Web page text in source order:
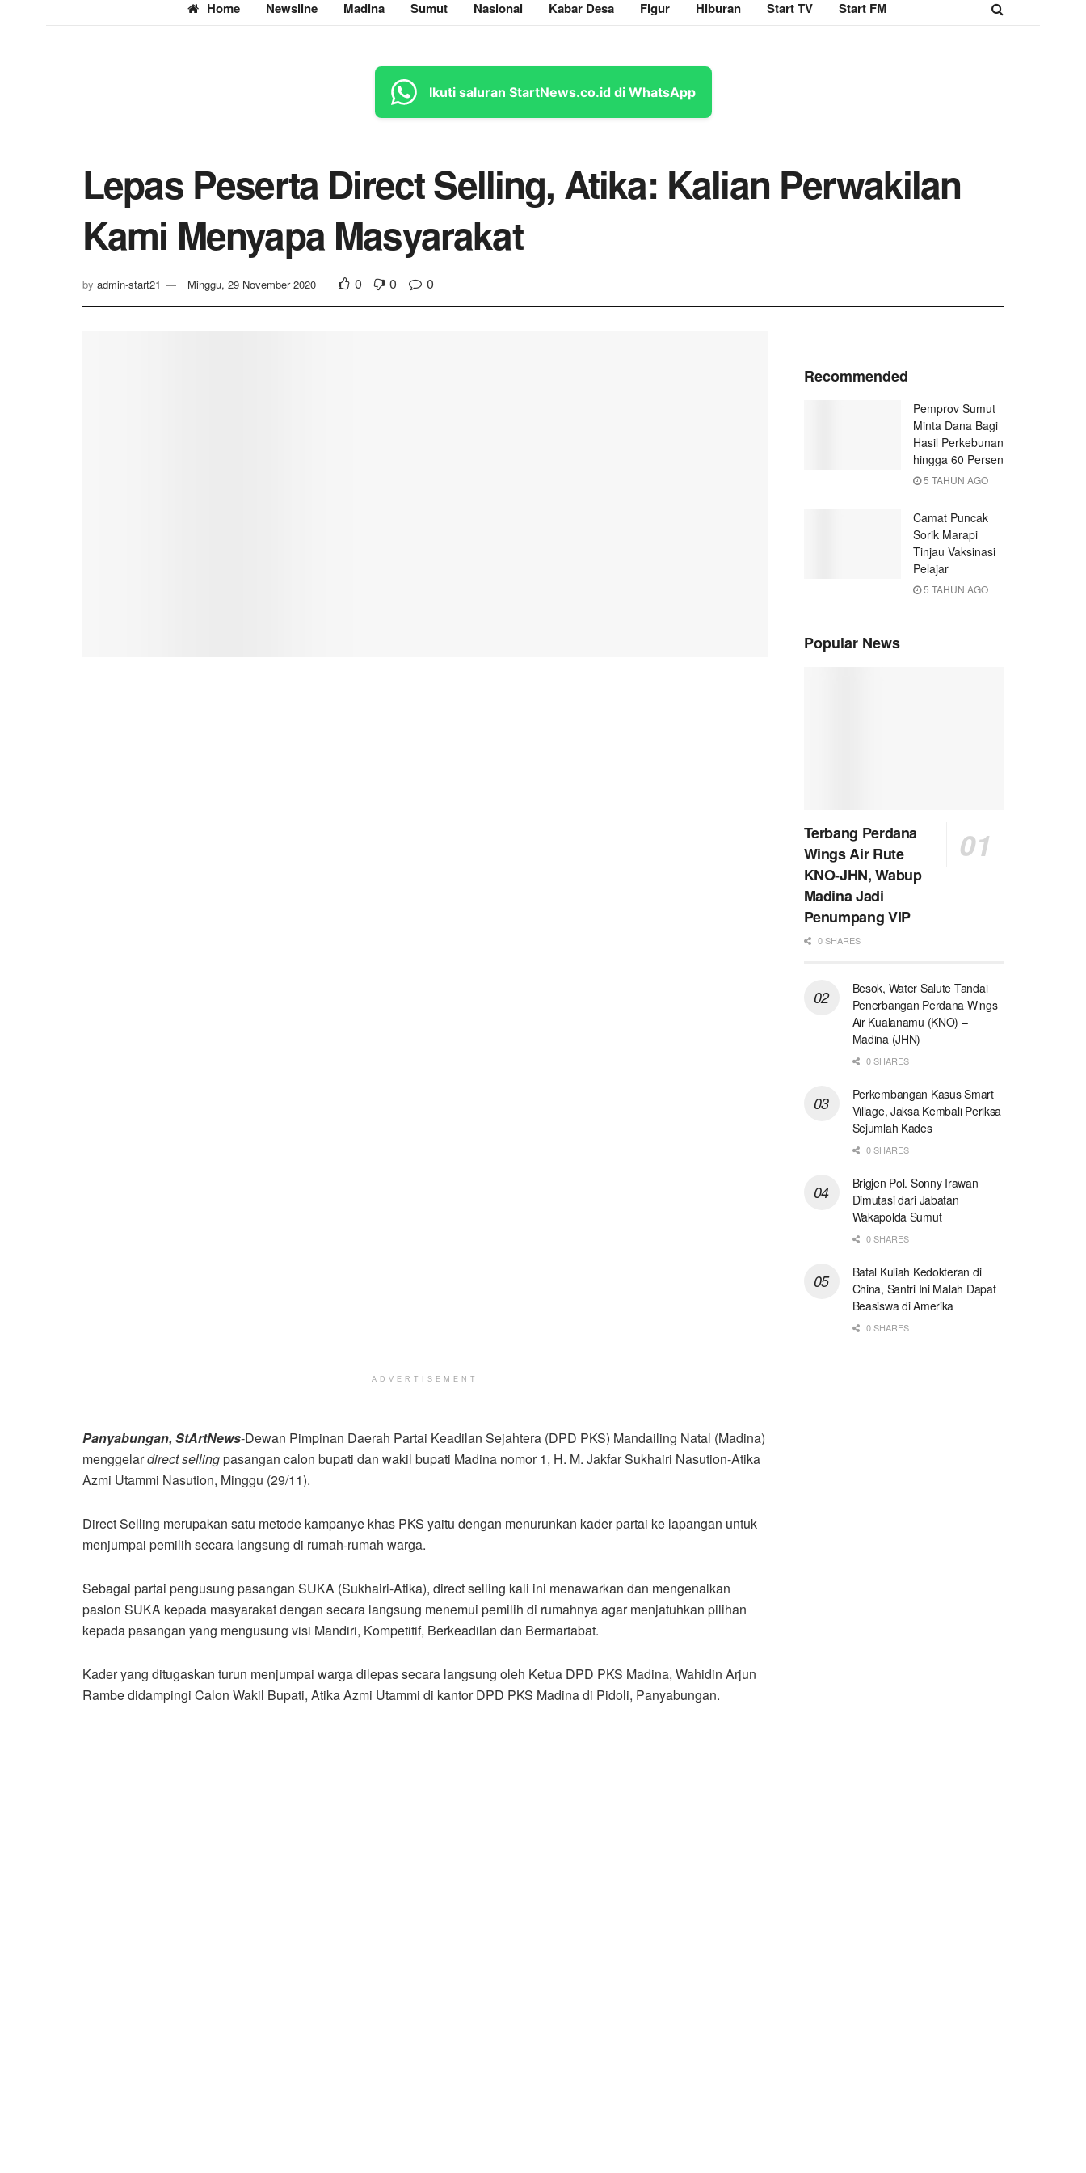
Home Newsline Madina Sumut Nasional Kabar Desa Figur Hiburan Start TV Start FM
Ikuti saluran StartNews.co.id di WhatsApp
Lepas Peserta Direct Selling, Atika: Kalian Perwakilan
Kami Menyapa Masyarakat
by admin-start21 Minggu, 29 November 2020 0 0 0
ADVERTISEMENT
Panyabungan, StArtNews-Dewan Pimpinan Daerah Partai Keadilan Sejahtera (DPD PKS) Mandailing Natal (Madina)
menggelardirect sellingpasangan calon bupati dan wakil bupati Madina nomor 1, H. M. Jakfar Sukhairi Nasution-Atika
Azmi Utammi Nasution, Minggu (29/11).
Direct Selling merupakan satu metode kampanye khas PKS yaitu dengan menurunkan kader partai ke lapangan untuk
menjumpai pemilih secara langsung di rumah-rumah warga.
Sebagai partai pengusung pasangan SUKA (Sukhairi-Atika), direct selling kali ini menawarkan dan mengenalkan
paslon SUKA kepada masyarakat dengan secara langsung menemui pemilih di rumahnya agar menjatuhkan pilihan
kepada pasangan yang mengusung visi Mandiri, Kompetitif, Berkeadilan dan Bermartabat.
Kader yang ditugaskan turun menjumpai warga dilepas secara langsung oleh Ketua DPD PKS Madina, Wahidin Arjun
Rambe didampingi Calon Wakil Bupati, Atika Azmi Utammi di kantor DPD PKS Madina di Pidoli, Panyabungan.
Recommended
Pemprov Sumut
Minta Dana Bagi
Hasil Perkebunan
hingga 60 Persen
5 TAHUN AGO
Camat Puncak
Sorik Marapi
Tinjau Vaksinasi
Pelajar
5 TAHUN AGO
Popular News
Terbang Perdana
Wings Air Rute
KNO-JHN, Wabup
Madina Jadi
Penumpang VIP
0 SHARES
Besok, Water Salute Tandai
Penerbangan Perdana Wings
Air Kualanamu (KNO) –
Madina (JHN)
0 SHARES
Perkembangan Kasus Smart
Village, Jaksa Kembali Periksa
Sejumlah Kades
0 SHARES
Brigjen Pol. Sonny Irawan
Dimutasi dari Jabatan
Wakapolda Sumut
0 SHARES
Batal Kuliah Kedokteran di
China, Santri Ini Malah Dapat
Beasiswa di Amerika
0 SHARES